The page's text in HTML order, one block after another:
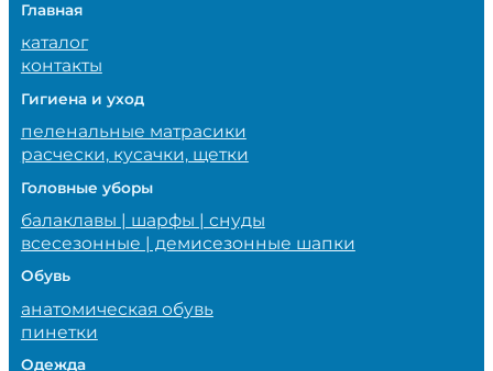
Главная
каталог
контакты
Гигиена и уход
пеленальные матрасики
расчески, кусачки, щетки
Головные уборы
балаклавы | шарфы | снуды
всесезонные | демисезонные шапки
Обувь
анатомическая обувь
пинетки
Одежда